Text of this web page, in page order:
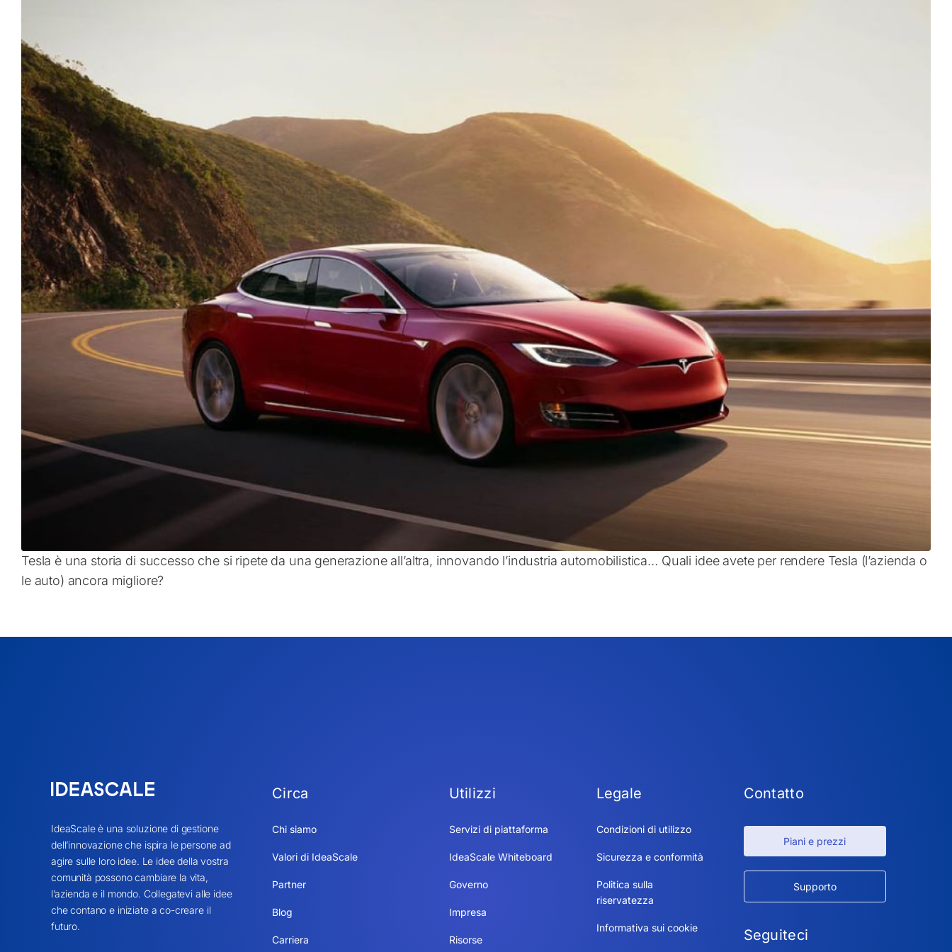
Tesla è una storia di successo che si ripete da una generazione all’altra, innovando l’industria automobilistica… Quali idee avete per rendere Tesla (l’azienda o
le auto) ancora migliore?
IdeaScale è una soluzione di gestione
dell’innovazione che ispira le persone ad
agire sulle loro idee. Le idee della vostra
comunità possono cambiare la vita,
l’azienda e il mondo. Collegatevi alle idee
che contano e iniziate a co-creare il
futuro.
Circa
Chi siamo
Valori di IdeaScale
Partner
Blog
Carriera
Utilizzi
Servizi di piattaforma
IdeaScale Whiteboard
Governo
Impresa
Risorse
Legale
Condizioni di utilizzo
Sicurezza e conformità
Politica sulla
riservatezza
Informativa sui cookie
Contatto
Piani e prezzi
Supporto
Seguiteci